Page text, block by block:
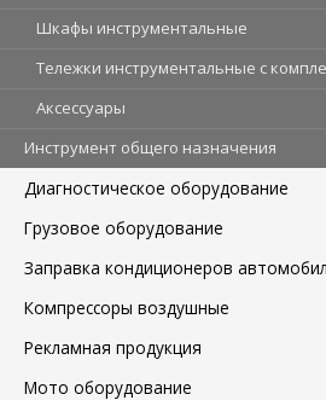
Шкафы инструментальные
Тележки инструментальные с
Аксессуары
Инструмент общего назначения
Диагностическое оборудование
Грузовое оборудование
Заправка кондиционеров
Компрессоры воздушные
Рекламная продукция
Мото оборудование